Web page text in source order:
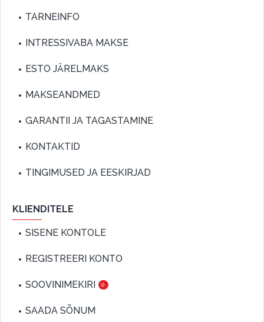
TARNEINFO
INTRESSIVABA MAKSE
ESTO JÄRELMAKS
MAKSEANDMED
GARANTII JA TAGASTAMINE
KONTAKTID
TINGIMUSED JA EESKIRJAD
KLIENDITELE
SISENE KONTOLE
REGISTREERI KONTO
SOOVINIMEKIRI 0
SAADA SÕNUM